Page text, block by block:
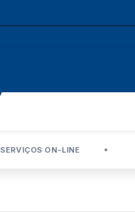
SERVIÇOS ON-LINE